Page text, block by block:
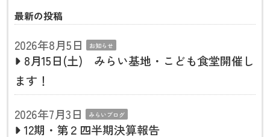
最新の投稿
2026年8月5日 お知らせ
8月15日(土) みらい基地・こども食堂開催し
ます！
2026年7月3日
みらいブログ
12期・第２四半期決算報告